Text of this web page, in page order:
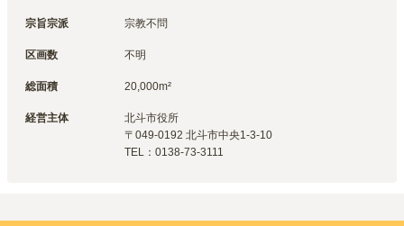
宗旨宗派 宗教不問
区画数 不明
総面積 20,000m²
経営主体 北斗市役所
〒 049-0192 北斗市中央1-3-10
TEL： 0138-73-3111